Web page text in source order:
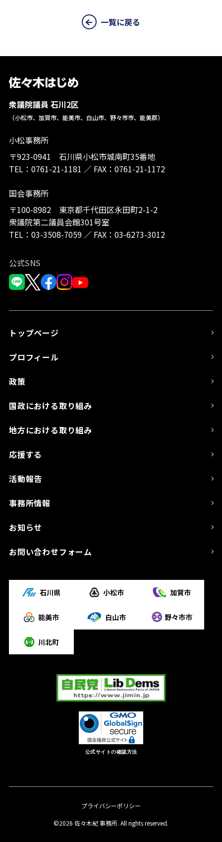
一覧に戻る
衆議院議員 石川2区
（小松市、加賀市、能美市、白山市、野々市市、能美郡）
小松事務所
〒923-0941 石川県小松市城南町35番地
TEL： 0761-21-1181 ／ FAX：0761-21-1172
国会事務所
〒100-8982 東京都千代田区永田町2-1-2
衆議院第二議員会館301号室
TEL： 03-3508-7059／ FAX：03-6273-3012
公式SNS
トップページ
プロフィール
政策
国政における取り組み
地方における取り組み
応援する
活動報告
事務所情報
お知らせ
お問い合わせフォーム
公式サイトの確認方法
プライバシーポリシー
©2026 佐々木紀 事務所. All rights reserved.